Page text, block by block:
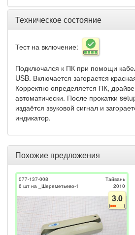
Техническое состояние
Тест на включение:
Подключался к ПК при помощи
USB. Включается загорается
Корректно определяется ПК,
автоматически. После прокатки
издаётся звуковой сигнал и
индикатор.
Похожие предложения
077-137-008
6 шт на _Шереметьево-1
Тайвань
2010
3.0